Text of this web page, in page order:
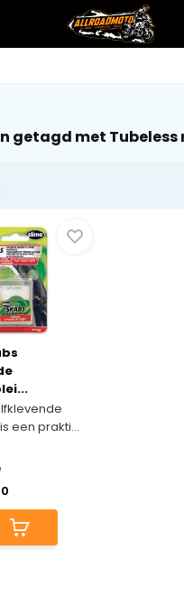
getagd met Tubeless
een prakti...